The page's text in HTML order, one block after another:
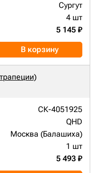
Сургут
4 шт
5 145 ₽
В корзину
СК-4051925
QHD
Москва (Балашиха)
1 шт
5 493 ₽